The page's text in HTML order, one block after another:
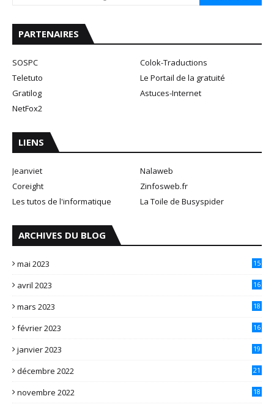
PARTENAIRES
SOSPC
Colok-Traductions
Teletuto
Le Portail de la gratuité
Gratilog
Astuces-Internet
NetFox2
LIENS
Jeanviet
Nalaweb
Coreight
Zinfosweb.fr
Les tutos de l'informatique
La Toile de Busyspider
ARCHIVES DU BLOG
mai 2023 15
avril 2023 16
mars 2023 18
février 2023 16
janvier 2023 19
décembre 2022 21
novembre 2022 18